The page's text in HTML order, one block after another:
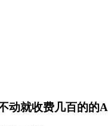
动就收费几百的的A